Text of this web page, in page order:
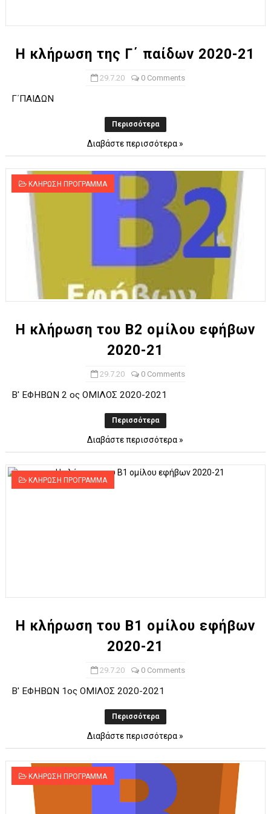
H κλήρωση της Γ΄ παίδων 2020-21
29.7.20 0 Comments
Γ΄ΠΑΙΔΩΝ
Περισσότερα
Διαβάστε περισσότερα »
ΚΛΗΡΩΣΗ ΠΡΟΓΡΑΜΜΑ
Η κλήρωση του Β2 ομίλου εφήβων
2020-21
29.7.20 0 Comments
Β' ΕΦΗΒΩΝ 2 ος ΟΜΙΛΟΣ 2020-2021
Περισσότερα
Διαβάστε περισσότερα »
ΚΛΗΡΩΣΗ ΠΡΟΓΡΑΜΜΑ
Η κλήρωση του Β1 ομίλου εφήβων
2020-21
29.7.20 0 Comments
Β' ΕΦΗΒΩΝ 1ος ΟΜΙΛΟΣ 2020-2021
Περισσότερα
Διαβάστε περισσότερα »
ΚΛΗΡΩΣΗ ΠΡΟΓΡΑΜΜΑ